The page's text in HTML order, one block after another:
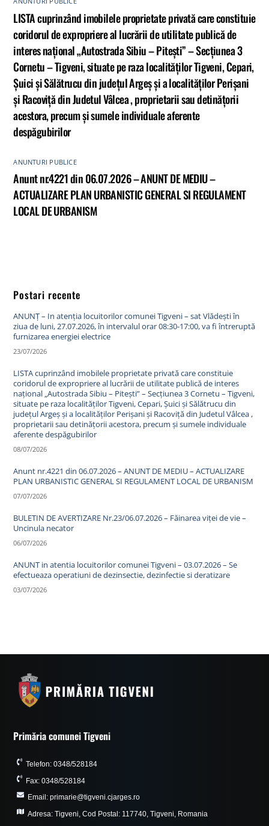
LISTA cuprinzând imobilele proprietate privată care constituie
coridorul de expropriere al lucrării de utilitate publică de
interes național „Autostrada Sibiu – Pitești” – Secțiunea 3
Cornetu – Tigveni, situate pe raza localităților Tigveni, Cepari,
Șuici și Sălătrucu din județul Argeș și a localităților Perișani
și Racoviță din Judetul Vâlcea , proprietarii sau detinățorii
acestora, precum și sumele individuale aferente
despăgubirilor
ANUNTURI PUBLICE
Anunt nr.4221 din 06.07.2026 – ANUNT DE MEDIU –
ACTUALIZARE PLAN URBANISTIC GENERAL SI REGULAMENT
LOCAL DE URBANISM
Postari recente
ANUNȚ – In atenția locuitorilor comunei Tigveni – sat Vlădești în
ziua de luni, 27.07.2026, în intervalul orar 08:30-17:00, va fi întreruptă
furnizarea energiei electrice
23/07/2026
LISTA cuprinzând imobilele proprietate privată care constituie
coridorul de expropriere al lucrării de utilitate publică de interes
național „Autostrada Sibiu – Pitești” – Secțiunea 3 Cornetu – Tigveni,
situate pe raza localităților Tigveni, Cepari, Șuici și Sălătrucu din
județul Argeș și a localităților Perișani și Racoviță din Judetul Vâlcea ,
proprietarii sau detinățorii acestora, precum și sumele individuale
aferente despăgubirilor
08/07/2026
Anunt nr.4221 din 06.07.2026 – ANUNT DE MEDIU – ACTUALIZARE
PLAN URBANISTIC GENERAL SI REGULAMENT LOCAL DE URBANISM
07/07/2026
BULETIN DE AVERTIZARE Nr.23/06.07.2026 – Făinarea viței de vie –
Uncinula necator
06/07/2026
ANUNT in atentia locuitorilor comunei Tigveni – 03.07.2026 – Se
efectueaza operatiuni de dezinsectie, dezinfectie si deratizare
03/07/2026
Primăria comunei Tigveni
Telefon: 0348/528184
Fax: 0348/528184
Email: primarie@tigveni.cjarges.ro
Adresa: Tigveni, Cod Postal: 117740, Tigveni, Romania